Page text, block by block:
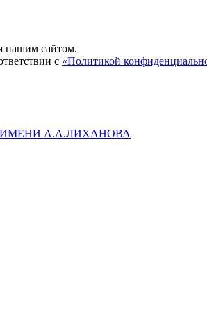
нашим сайтом.
с «Политикой
А.А.ЛИХАНОВА